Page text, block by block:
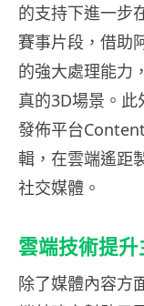
的支持下進一步
賽事片段，借助
的強大處理能力
真的3D場景。此
發佈平台
輯，在雲端遙距
社交媒體。
雲端技術提
除了媒體內容方